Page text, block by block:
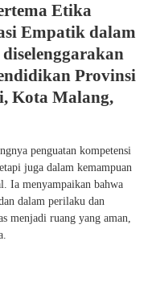
Etika
Empatik dalam
Provinsi
Kota Malang,
penguatan kompetensi
juga dalam kemampuan
Ia menyampaikan bahwa
dalam perilaku dan
menjadi ruang yang aman,